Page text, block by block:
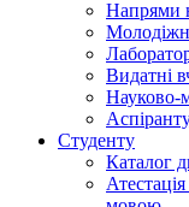
Напрями
Видатні
Науково-
Студенту
Каталог